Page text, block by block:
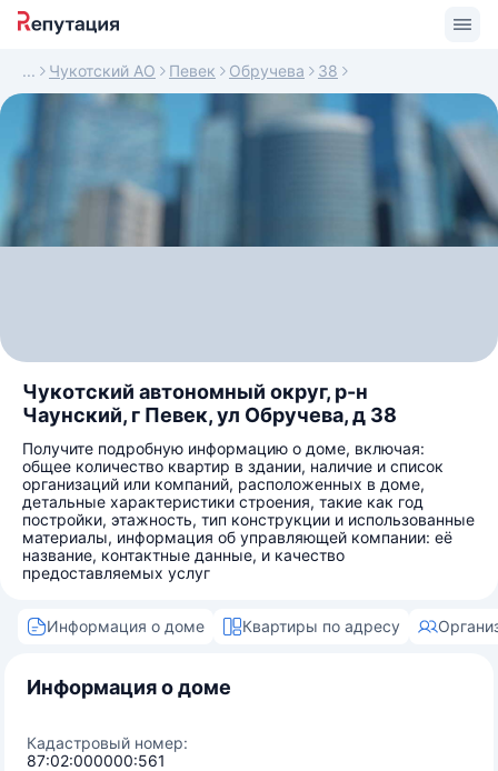
Чукотский АО Певек Обручева 38
Чукотский автономный округ, р-н
Чаунский, г Певек, ул Обручева, д 38
Получите подробную информацию о доме, включая:
общее количество квартир в здании, наличие и список
организаций или компаний, расположенных в доме,
детальные характеристики строения, такие как год
постройки, этажность, тип конструкции и использованные
материалы, информация об управляющей компании: её
название, контактные данные, и качество
предоставляемых услуг
Информация о доме Квартиры по адресу
Информация о доме
Кадастровый номер:
87:02:000000:561